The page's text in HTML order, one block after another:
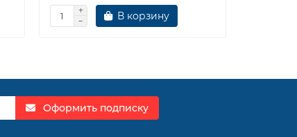
В корзину
Оформить подписку